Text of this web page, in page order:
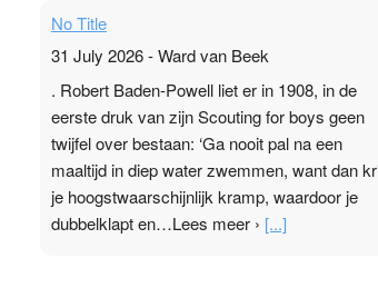
No Title
31 July 2026-Ward van Beek
. Robert Baden-Powell liet er in 1908, in de
eerste druk van zijn Scouting for boys geen
twijfel over bestaan: ‘Ga nooit pal na een
maaltijd in diep water zwemmen, want dan
je hoogstwaarschijnlijk kramp, waardoor je
dubbelklapt en…Lees meer › [...]